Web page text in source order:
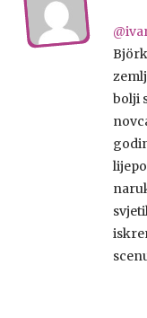
bolji